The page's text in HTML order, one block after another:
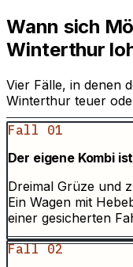
Wann sich
Winterthur
Vier Fälle, in denen
Winterthur teuer
Fall 01
Der eigene Kombi
Dreimal Grüze und
Ein Wagen mit
einer gesicherten
Fall 02